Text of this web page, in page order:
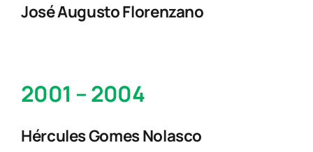
José Augusto Florenzano
2001 – 2004
Hércules Gomes Nolasco